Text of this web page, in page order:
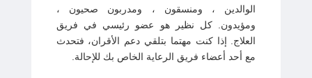
الوالدين ، ومنسقون ، ومدربون صحيون ،
ومؤيدون. كل نظير هو عضو رئيسي في فريق
العلاج. إذا كنت مهتما بتلقي دعم الأقران، فتحدث
مع أحد أعضاء فريق الرعاية الخاص بك للإحالة.